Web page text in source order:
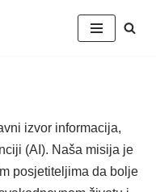
izvor informacija,
(AI). Naša misija je
posjetiteljima da bolje